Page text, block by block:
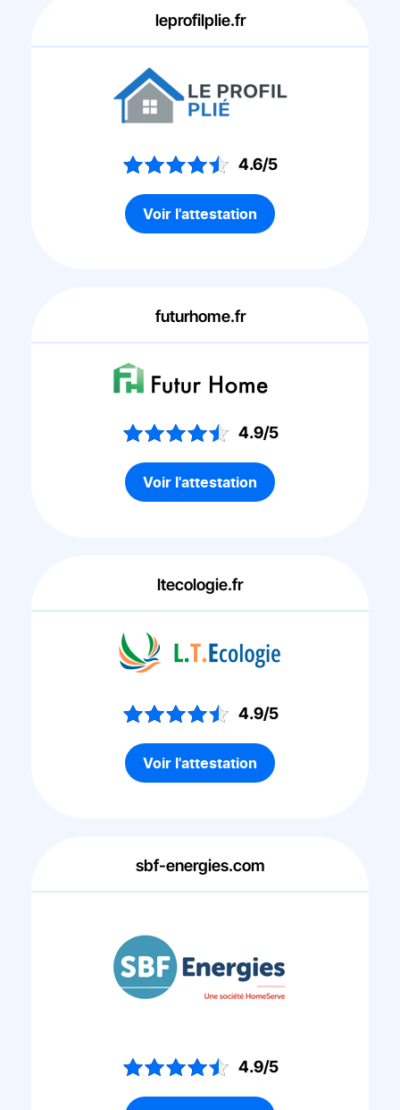
leprofilplie.fr
4.6/5
Voir l'attestation
futurhome.fr
4.9/5
Voir l'attestation
ltecologie.fr
4.9/5
Voir l'attestation
sbf-energies.com
4.9/5